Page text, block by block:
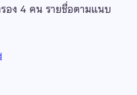
ง 4 คน รายชื่อตามแนบ